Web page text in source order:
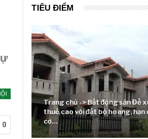
0
TIÊU ĐIỂM
chủ -> Bất động sản Đề xuất đánh
với đất bỏ hoang, hạn chế đầu